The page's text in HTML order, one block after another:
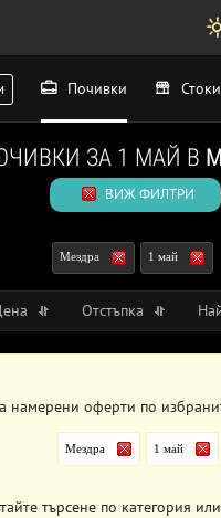
Почивки Стоки
ЗА 1 МАЙ В
ВИЖ ФИЛТРИ
Мездра 1 май
Отстъпка
намерени оферти по
Мездра 1 май
търсене по категория